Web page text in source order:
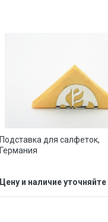
Подставка для салфеток,
Германия
Цену и наличие уточняйте